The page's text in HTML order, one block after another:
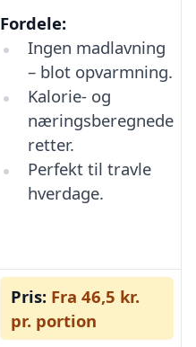
Fordele:
Ingen madlavning
– blot opvarmning.
Kalorie- og
næringsberegnede
retter.
Perfekt til travle
hverdage.
Pris: Fra 46,5 kr.
pr. portion